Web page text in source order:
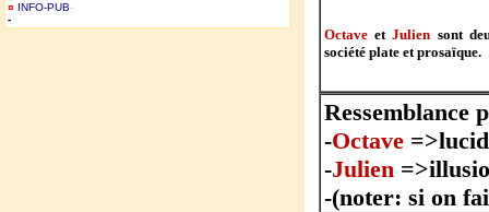
¤ INFO-PUB-
-
OctaveetJulien sont
société plate et prosaïque.
Ressemblance
-Octave
-Julien
-(noter: si on